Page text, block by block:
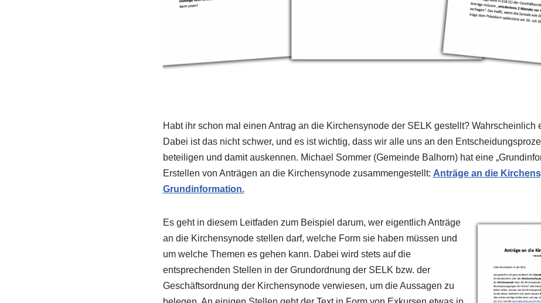
Habt ihr schon mal einen Antrag an die Kirchensynode der SELK gestellt? Wahrscheinlich
Dabei ist das nicht schwer, und es ist wichtig, dass wir alle uns an den
beteiligen und damit auskennen. Michael Sommer (Gemeinde Balhorn) hat eine
Erstellen von Anträgen an die Kirchensynode zusammengestellt: Anträge an die
Grundinformation.
Es geht in diesem Leitfaden zum Beispiel darum, wer eigentlich Anträge
an die Kirchensynode stellen darf, welche Form sie haben müssen und
um welche Themen es gehen kann. Dabei wird stets auf die
entsprechenden Stellen in der Grundordnung der SELK bzw. der
Geschäftsordnung der Kirchensynode verwiesen, um die Aussagen zu